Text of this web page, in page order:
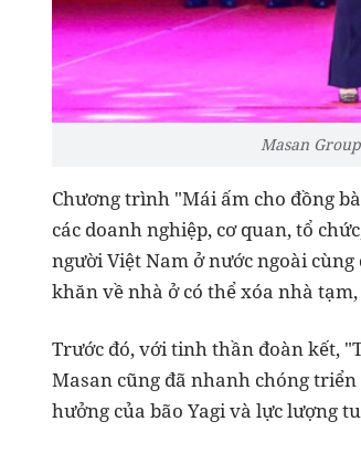
Masan
Chương trình "Mái ấm cho đồng
các doanh nghiệp, cơ quan, tổ
người Việt Nam ở nước ngoài
khăn về nhà ở có thể xóa nhà
Trước đó, với tinh thần đoàn kết,
Masan cũng đã nhanh chóng
hưởng của bão Yagi và lực lượng